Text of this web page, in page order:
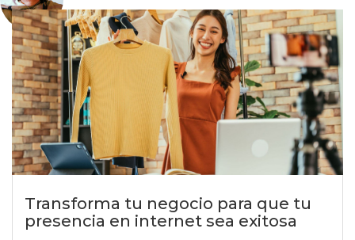
Transforma tu negocio para que tu
presencia en internet sea exitosa